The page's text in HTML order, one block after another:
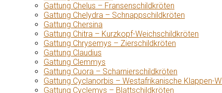
Gattung Chelus – Fransenschildkröten
Gattung Chelydra – Schnappschildkröten
Gattung Chersina
Gattung Chitra – Kurzkopf-Weichschildkröten
Gattung Chrysemys – Zierschildkröten
Gattung Claudius
Gattung Clemmys
Gattung Cuora – Scharnierschildkröten
Gattung Cyclanorbis – Westafrikanische Klappen-
Gattung Cyclemys – Blattschildkröten